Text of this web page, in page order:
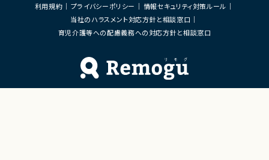
利用規約
プライバシーポリシー
情報セキュリティ対策ルール
当社のハラスメント対応方針と相談窓口
育児介護等への配慮義務への対応方針と相談窓口
Remoguフリーランス×リモートワーク（テレワーク）